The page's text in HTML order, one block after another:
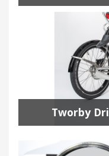
Tworby